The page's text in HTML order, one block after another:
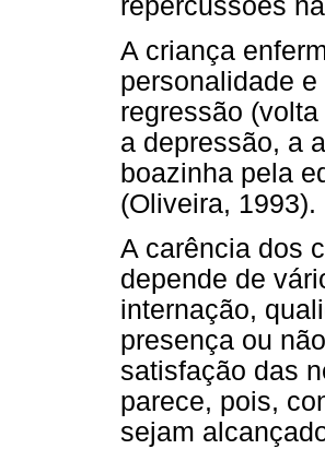
A criança
personalidade
regressão
a depressão, a
boazinha pela
(Oliveira, 1993).
A carência dos
depende de
internação,
presença ou
satisfação das
parece, pois,
sejam